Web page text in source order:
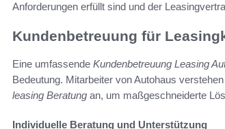
Anforderungen erfüllt sind und der
Kundenbetreuung für
Eine umfassende Kundenbetreuung Leasing
Bedeutung. Mitarbeiter von Autohaus
leasing Beratung an, um maßgeschneiderte
Individuelle Beratung und Unterstützung